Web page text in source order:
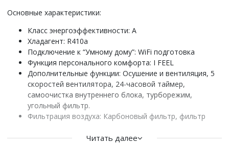
Основные характеристики:
Класс энергоэффективности: A
Хладагент: R410a
Подключение к “Умному дому”: WiFi подготовка
Функция персонального комфорта: I FEEL
Дополнительные функции: Осушение и вентиляция, 5
скоростей вентилятора, 24-часовой таймер,
самоочистка внутреннего блока, турборежим,
угольный фильтр.
Фильтрация воздуха: Карбоновый фильтр, фильтр
Удобство использования: Русифицированный пульт,
Читать далее